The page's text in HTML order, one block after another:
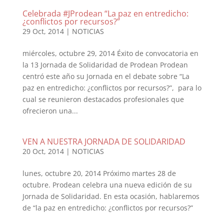
Celebrada #JProdean “La paz en entredicho:
¿conflictos por recursos?”
29 Oct, 2014| NOTICIAS
miércoles, octubre 29, 2014 Éxito de convocatoria en
la 13 Jornada de Solidaridad de Prodean Prodean
centró este año su Jornada en el debate sobre “La
paz en entredicho: ¿conflictos por recursos?”, para lo
cual se reunieron destacados profesionales que
ofrecieron una...
VEN A NUESTRA JORNADA DE SOLIDARIDAD
20 Oct, 2014| NOTICIAS
lunes, octubre 20, 2014 Próximo martes 28 de
octubre. Prodean celebra una nueva edición de su
Jornada de Solidaridad. En esta ocasión, hablaremos
de “la paz en entredicho: ¿conflictos por recursos?”